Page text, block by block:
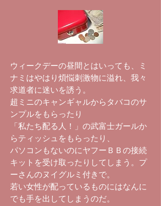
ウィークデーの昼間とはいっても、ミ
ナミはやはり煩悩刺激物に溢れ、我々
求道者に迷いを誘う。
超ミニのキャンギャルからタバコのサ
ンプルをもらったり
「私たち配る人！」の武富士ガールか
らティッシュをもらったり、
パソコンもないのにヤフーＢＢの接続
キットを受け取ったりしてしまう。プ
ーさんのヌイグルミ付きで。
若い女性が配っているものにはなんに
でも手を出してしまうのだ。